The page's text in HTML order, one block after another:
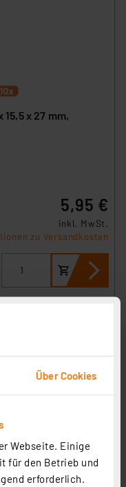
Über Cookies
Webseite. Einige
für den Betrieb und
erforderlich.
x 27 mm,
5,95 €
inkl. MwSt.
zu Versandkosten